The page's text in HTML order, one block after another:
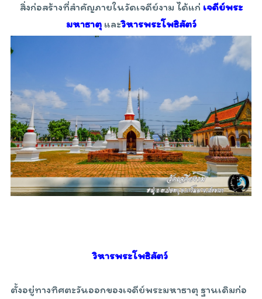
สิ่งก่อสร้างที่สำคัญภายในวัดเจดีย์งาม ได้แก่ เจดีย์พระ
มหาธาตุและวิหารพระโพธิสัตว์
วิหารพระโพธิสัตว์
ตั้งอยู่ทางทิศตะวันออกของเจดีย์พระมหาธาตุ ฐานเดิมก่อ